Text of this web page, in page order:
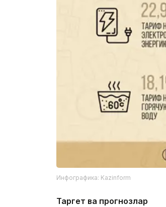
Инфографика: Kazinform
Таргет ва прогнозлар